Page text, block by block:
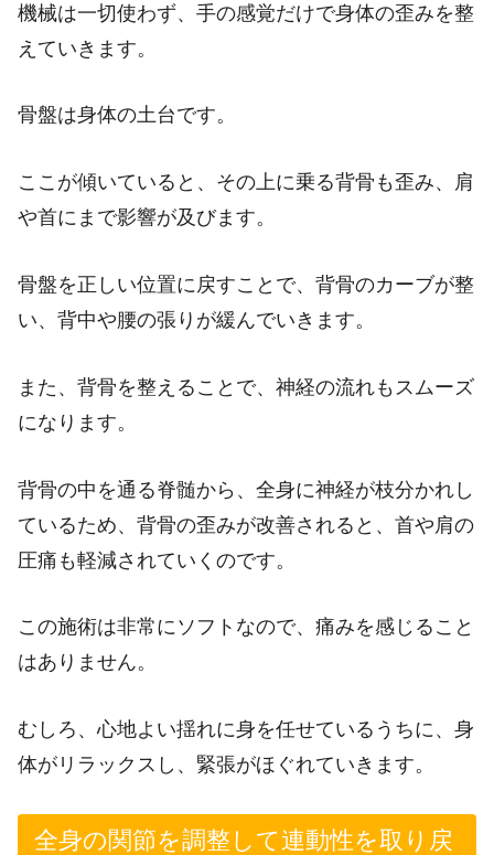
機械は一切使わず、手の感覚だけで身体の歪みを整
えていきます。
骨盤は身体の土台です。
ここが傾いていると、その上に乗る背骨も歪み、肩
や首にまで影響が及びます。
骨盤を正しい位置に戻すことで、背骨のカーブが整
い、背中や腰の張りが緩んでいきます。
また、背骨を整えることで、神経の流れもスムーズ
になります。
背骨の中を通る脊髄から、全身に神経が枝分かれし
ているため、背骨の歪みが改善されると、首や肩の
圧痛も軽減されていくのです。
この施術は非常にソフトなので、痛みを感じること
はありません。
むしろ、心地よい揺れに身を任せているうちに、身
体がリラックスし、緊張がほぐれていきます。
全身の関節を調整して連動性を取り戻